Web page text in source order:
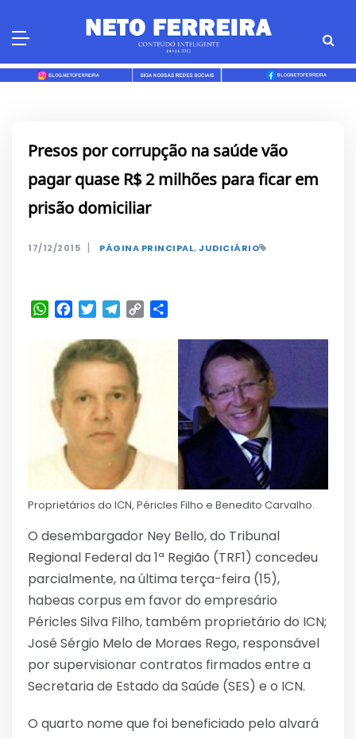
Presos por corrupção na saúde vão
pagar quase R$ 2 milhões para ficar em
prisão domiciliar
17/12/2015 | PÁGINA PRINCIPAL,JUDICIÁRIO
WhatsApp
Facebook
TwitterTelegram
Copy
Proprietários do ICN, Péricles Filho e Benedito Carvalho.
O desembargador Ney Bello, do Tribunal
Regional Federal da 1ª Região (TRF1) concedeu
parcialmente, na última terça-feira (15),
habeas corpus em favor do empresário
Péricles Silva Filho, também proprietário do ICN;
José Sérgio Melo de Moraes Rego, responsável
por supervisionar contratos firmados entre a
Secretaria de Estado da Saúde (SES) e o ICN.
O quarto nome que foi beneficiado pelo alvará